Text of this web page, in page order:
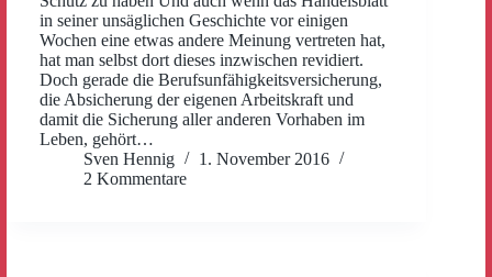
in seiner unsäglichen Geschichte vor einigen
Wochen eine etwas andere Meinung vertreten hat,
hat man selbst dort dieses inzwischen revidiert.
Doch gerade die Berufsunfähigkeitsversicherung,
die Absicherung der eigenen Arbeitskraft und
damit die Sicherung aller anderen Vorhaben im
Leben, gehört…
Sven Hennig
1. November 2016
2 Kommentare